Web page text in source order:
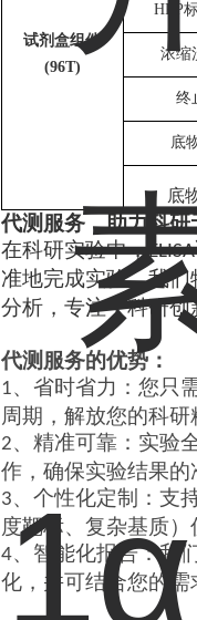
试剂盒组件
(96T)
HRP
浓缩
终
底
底
代测服务，助力科研
在科研实验中，ELISA
准地完成实验，我们
分析，专注于科研创
代测服务的优势：
1、 省时省力：您只
周期，解放您的科研
2、 精准可靠：实验
作，确保实验结果
3、 个性化定制：支
度靶标、复杂基质
4、 智能化报告：我
化，并可结合您的